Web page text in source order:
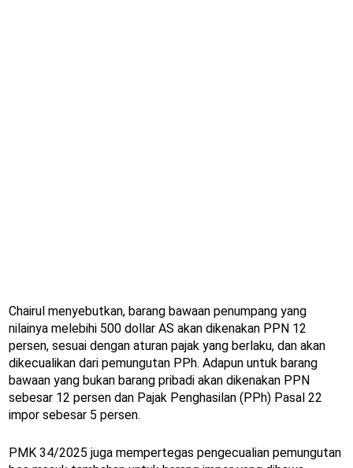
Chairul menyebutkan, barang bawaan penumpang yang
nilainya melebihi 500 dollar AS akan dikenakan PPN 12
persen, sesuai dengan aturan pajak yang berlaku, dan akan
dikecualikan dari pemungutan PPh. Adapun untuk barang
bawaan yang bukan barang pribadi akan dikenakan PPN
sebesar 12 persen dan Pajak Penghasilan (PPh) Pasal 22
impor sebesar 5 persen.
PMK 34/2025 juga mempertegas pengecualian pemungutan